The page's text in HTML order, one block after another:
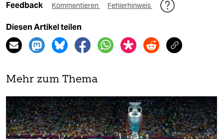
Feedback Kommentieren Fehlerhinweis
Diesen Artikel teilen
Mehr zum Thema